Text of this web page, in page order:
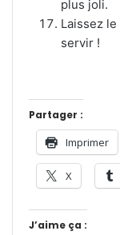
plus joli.
Laissez le
servir !
Partager :
Imprimer
X
J’aime ça :